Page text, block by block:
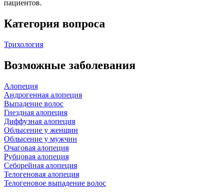
пациентов.
Категория вопроса
Трихология
Возможные заболевания
Алопеция
Андрогенная алопеция
Выпадение волос
Гнездная алопеция
Диффузная алопеция
Облысение у женщин
Облысение у мужчин
Очаговая алопеция
Рубцовая алопеция
Себорейная алопеция
Телогеновая алопеция
Телогеновое выпадение волос